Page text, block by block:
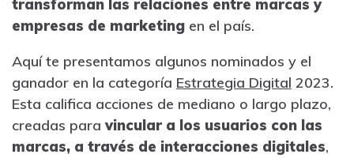
transforman las relaciones entre marcas y
empresas de marketing en el país.
Aquí te presentamos algunos nominados y el
ganador en la categoría Estrategia Digital 2023.
Esta califica acciones de mediano o largo plazo,
creadas paravincular a los usuarios con las
marcas, a través de interacciones digitales,